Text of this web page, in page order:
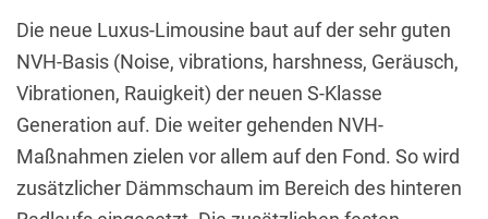
Die neue Luxus-Limousine baut auf der sehr guten
NVH-Basis (Noise, vibrations, harshness, Geräusch,
Vibrationen, Rauigkeit) der neuen S-Klasse
Generation auf. Die weiter gehenden NVH-
Maßnahmen zielen vor allem auf den Fond. So wird
zusätzlicher Dämmschaum im Bereich des hinteren